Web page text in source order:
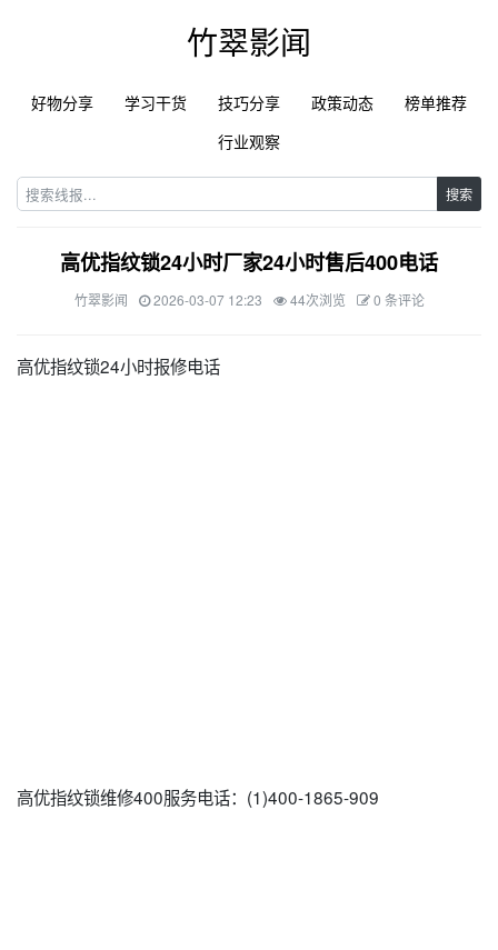
竹翠影闻
好物分享 学习干货 技巧分享 政策动态
榜单推荐
行业观察
搜索
高优指纹锁24小时厂家24小时售后400电话
竹翠影闻 2026-03-07 12:23 44次浏览 0 条评论
高优指纹锁24小时报修电话
高优指纹锁维修400服务电话：(1)400-1865-909